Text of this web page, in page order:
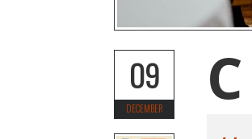
09
DECEMBER C